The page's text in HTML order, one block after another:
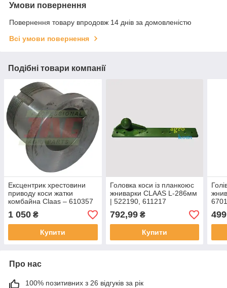
Умови повернення
Повернення товару впродовж 14 днів за домовленістю
Всі умови повернення
Подібні товари компанії
Ексцентрик хрестовини
приводу коси жатки
комбайна Claas – 610357
1 050 ₴
Купити
Головка коси із планкоюс
жниварки CLAAS L-286мм
| 522190, 611217
792,99₴
Купити
499
Про нас
100% позитивних з 26 відгуків за рік